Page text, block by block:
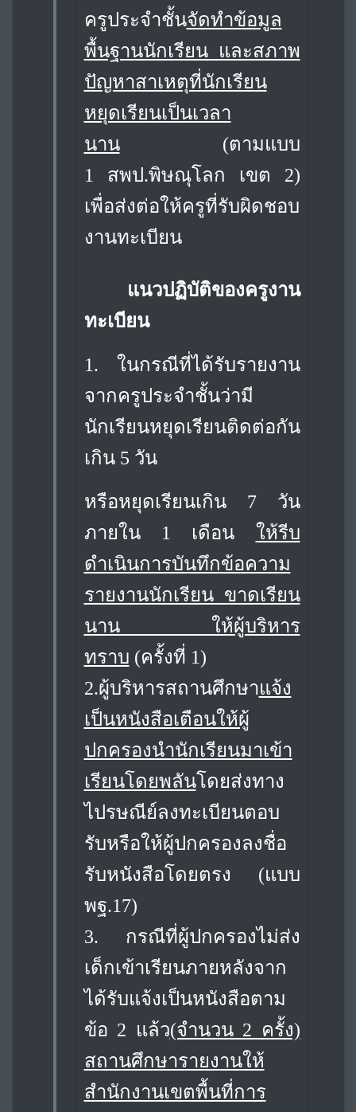
ครูประจำชั้นจัดทำข้อมูล
พื้นฐานนักเรียน และสภาพ
ปัญหาสาเหตุที่นักเรียน
หยุดเรียนเป็นเวลา
นาน(ตามแบบ
1 สพป.พิษณุโลก เขต 2)
เพื่อส่งต่อให้ครูที่รับผิดชอบ
งานทะเบียน
แนวปฏิบัติของครูงาน
ทะเบียน
1.
ในกรณีที่ได้รับรายงาน
จากครูประจำชั้นว่ามี
นักเรียนหยุดเรียนติดต่อกัน
เกิน 5 วัน
หรือหยุดเรียนเกิน 7 วัน
ภายใน 1 เดือน ให้รีบ
ดำเนินการบันทึกข้อความ
รายงานนักเรียน ขาดเรียน
นาน ให้ผู้บริหาร
ทราบ (ครั้งที่ 1)
2.ผู้บริหารสถานศึกษาแจ้ง
เป็นหนังสือเตือนให้ผู้
ปกครองนำนักเรียนมาเข้า
เรียนโดยพลันโดยส่งทาง
ไปรษณีย์ลงทะเบียนตอบ
รับหรือให้ผู้ปกครองลงชื่อ
รับหนังสือโดยตรง (แบบ
พฐ.17)
3.
กรณีที่ผู้ปกครองไม่ส่ง
เด็กเข้าเรียนภายหลังจาก
ได้รับแจ้งเป็นหนังสือตาม
ข้อ 2 แล้ว(จำนวน 2 ครั้ง)
สถานศึกษารายงานให้
สำนักงานเขตพื้นที่การ